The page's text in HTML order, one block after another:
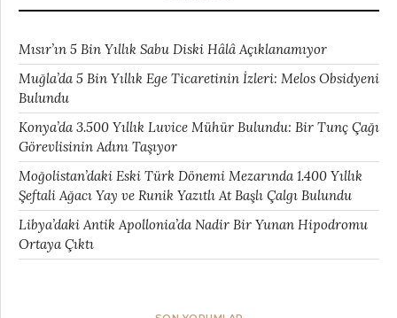
Mısır’ın 5 Bin Yıllık Sabu Diski Hâlâ Açıklanamıyor
Muğla’da 5 Bin Yıllık Ege Ticaretinin İzleri: Melos Obsidyeni
Bulundu
Konya’da 3.500 Yıllık Luvice Mühür Bulundu: Bir Tunç Çağı
Görevlisinin Adını Taşıyor
Moğolistan’daki Eski Türk Dönemi Mezarında 1.400 Yıllık
Şeftali Ağacı Yay ve Runik Yazıtlı At Başlı Çalgı Bulundu
Libya’daki Antik Apollonia’da Nadir Bir Yunan Hipodromu
Ortaya Çıktı